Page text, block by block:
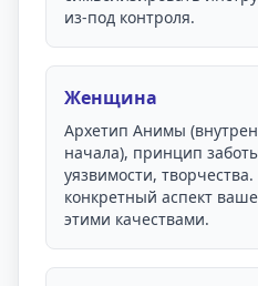
из-под контроля.
Женщина
Архетип Анимы
начала), принцип
уязвимости,
конкретный аспект
этими качествами.